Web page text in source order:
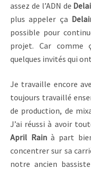
assez de l’ADN de
plus appeler ça
possible pour
projet. Car comme
quelques invités qui
Je travaille encore
toujours travaillé
de production, de
J’ai réussi à avoir
April Rainà part
concentrer sur sa
notre ancien